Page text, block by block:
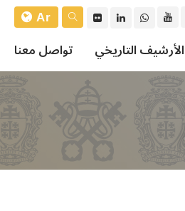
Ar
الأرشيف التاريخي تواصل معنا